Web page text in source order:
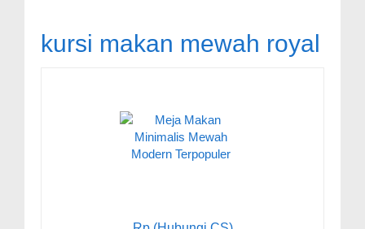
kursi makan mewah royal